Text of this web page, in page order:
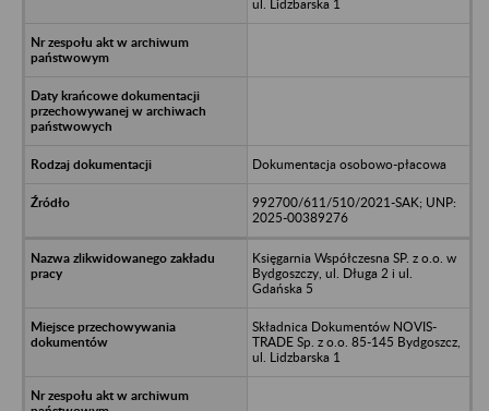
ul. Lidzbarska 1
Dokumentacja osobowo-płacowa
992700/611/510/2021-SAK; UNP:
2025-00389276
Księgarnia Współczesna SP. z o.o. w
Bydgoszczy, ul. Długa 2 i ul.
Gdańska 5
Składnica Dokumentów NOVIS-
TRADE Sp. z o.o. 85-145 Bydgoszcz,
ul. Lidzbarska 1